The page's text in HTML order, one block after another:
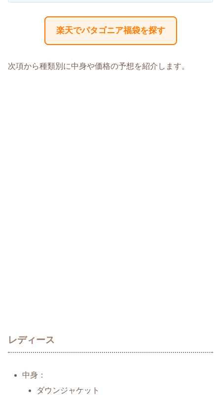
楽天でパタゴニア福袋を探す
次項から種類別に中身や価格の予想を紹介します。
レディース
中身：
ダウンジャケット